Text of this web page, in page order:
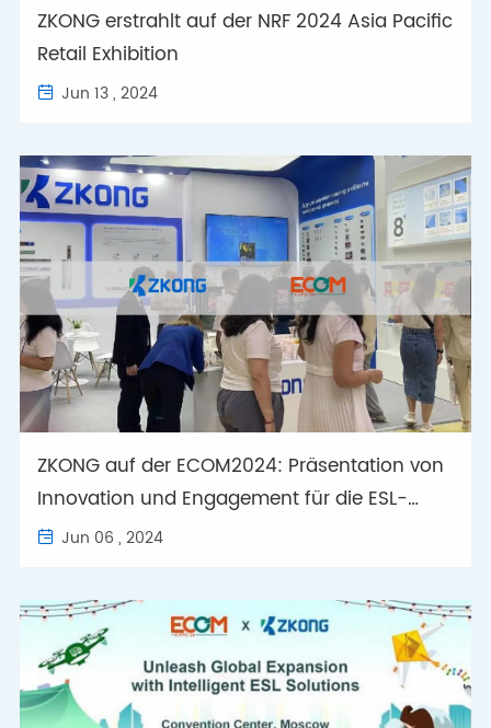
ZKONG erstrahlt auf der NRF 2024 Asia Pacific
Retail Exhibition
 Jun 13 , 2024
ZKONG auf der ECOM2024: Präsentation von
Innovation und Engagement für die ESL-
Industrie
 Jun 06 , 2024